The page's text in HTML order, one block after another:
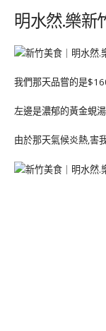
明水然.樂新
我們那天品嘗的是
左邊是濃郁的黃金蜆
由於那天氣候炎熱,害